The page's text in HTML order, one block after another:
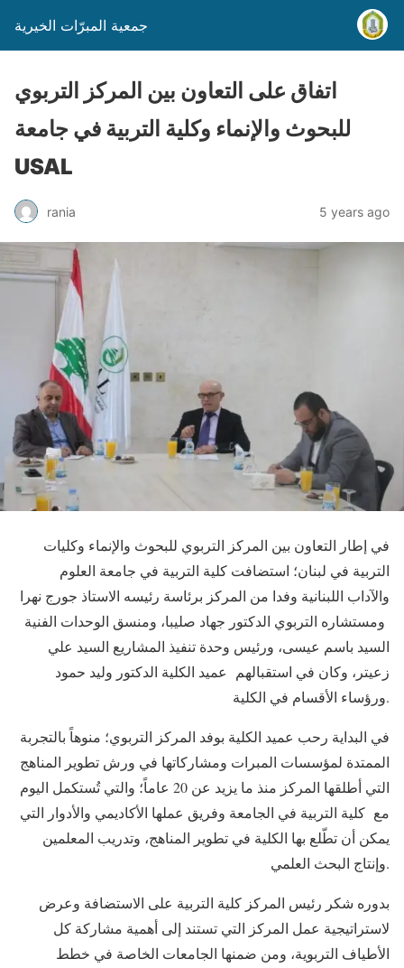
جمعية المبرّات الخيرية
اتفاق على التعاون بين المركز التربوي
للبحوث والإنماء وكلية التربية في جامعة
USAL
rania 5 years ago
في إطار التعاون بين المركز التربوي للبحوث والإنماء وكليات
التربية في لبنان؛ استضافت كلية التربية في جامعة العلوم
والآداب اللبنانية وفدا من المركز برئاسة رئيسه الاستاذ جورج نهرا
ومستشاره التربوي الدكتور جهاد صليبا، ومنسق الوحدات الفنية
السيد باسم عيسى، ورئيس وحدة تنفيذ المشاريع السيد علي
زعيتر، وكان في استقبالهم عميد الكلية الدكتور وليد حمود
ورؤساء الأقسام في الكلية.
في البداية رحب عميد الكلية بوفد المركز التربوي؛ منوهاً بالتجربة
الممتدة لمؤسسات المبرات ومشاركاتها في ورش تطوير المناهج
التي أطلقها المركز منذ ما يزيد عن 20 عاماً؛ والتي تُستكمل اليوم
مع كلية التربية في الجامعة وفريق عملها الأكاديمي والأدوار التي
يمكن أن تطّلع بها الكلية في تطوير المناهج، وتدريب المعلمين
وإنتاج البحث العلمي.
بدوره شكر رئيس المركز كلية التربية على الاستضافة وعرض
لاستراتيجية عمل المركز التي تستند إلى أهمية مشاركة كل
الأطياف التربوية، ومن ضمنها الجامعات الخاصة في خطط